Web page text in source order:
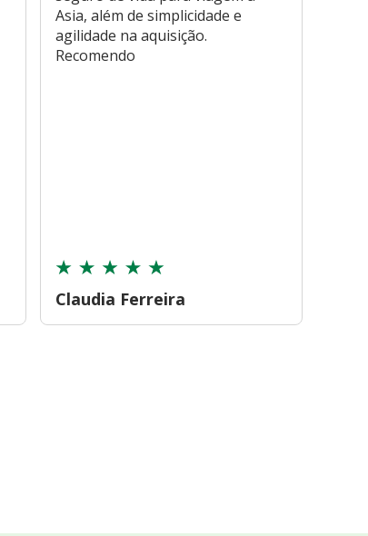
Asia, além de simplicidade e
agilidade na aquisição.
Recomendo
Claudia Ferreira